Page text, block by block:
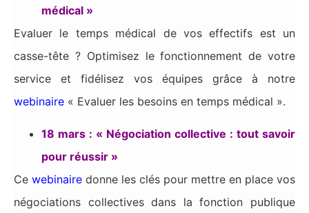
médical »
Evaluer le temps médical de vos effectifs est un
casse-tête ? Optimisez le fonctionnement de votre
service et fidélisez vos équipes grâce à notre
webinaire « Evaluer les besoins en temps médical ».
18 mars : « Négociation collective : tout savoir
pour réussir »
Ce webinaire donne les clés pour mettre en place vos
négociations collectives dans la fonction publique